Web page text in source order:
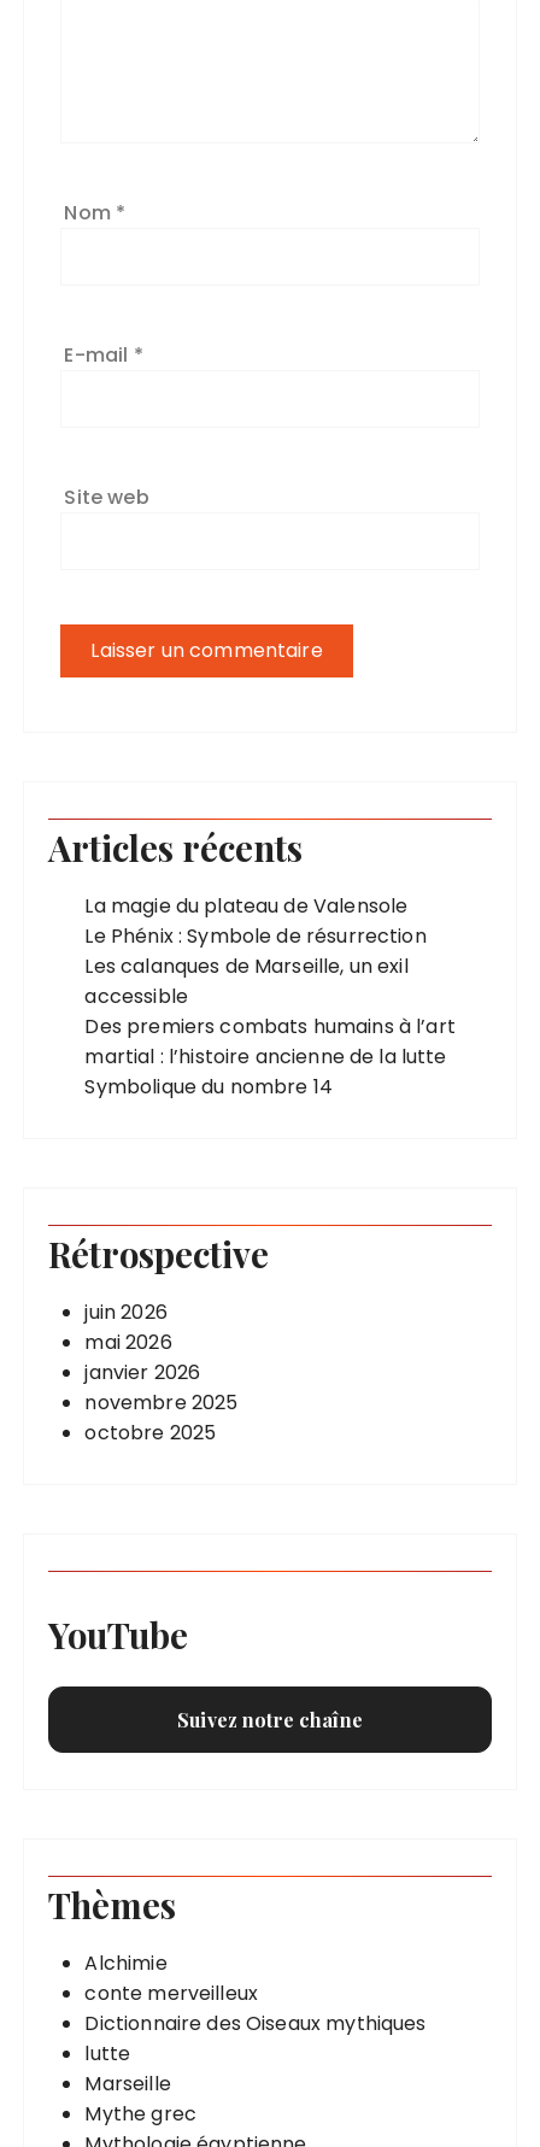
Nom *
E-mail *
Site web
Articles récents
La magie du plateau de Valensole
Le Phénix : Symbole de résurrection
Les calanques de Marseille, un exil
accessible
Des premiers combats humains à l’art
martial : l’histoire ancienne de la lutte
Symbolique du nombre 14
Rétrospective
juin 2026
mai 2026
janvier 2026
novembre 2025
octobre 2025
YouTube
Suivez notre chaîne
Thèmes
Alchimie
conte merveilleux
Dictionnaire des Oiseaux mythiques
lutte
Marseille
Mythe grec